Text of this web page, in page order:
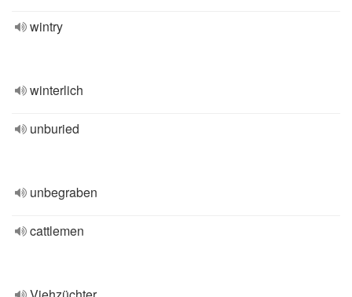
wintry
winterlich
unburied
unbegraben
cattlemen